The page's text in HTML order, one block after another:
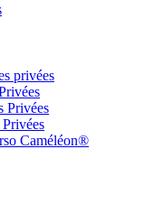
privées
Privées
Privées
Caméléon®